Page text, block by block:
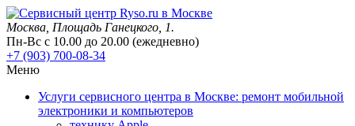
Москва , Площадь Ганецкого, 1.
Пн-Вс с 10.00 до 20.00 (ежедневно)
+7 (903) 700-08-34
Меню
Услуги сервисного центра в Москве: ремонт мобильной
электроники и компьютеров